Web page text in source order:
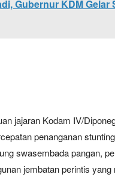
Gubernur KDM Gelar
jajaran Kodam IV/
penanganan
swasembada pangan,
jembatan perintis